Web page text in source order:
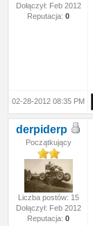
Dołączył: Feb 2012
Reputacja: 0
02-28-2012 08:35 PM
derpiderp
Początkujący
Liczba postów: 15
Dołączył: Feb 2012
Reputacja: 0